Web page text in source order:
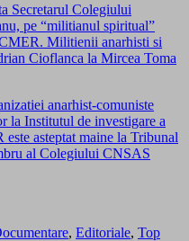
Secretarul Colegiului
pe “militianul spiritual”
Militienii anarhisti si
Cioflanca la Mircea Toma
anarhist-comuniste
la Institutul de investigare a
asteptat maine la Tribunal
al Colegiului CNSAS
, Editoriale, Top